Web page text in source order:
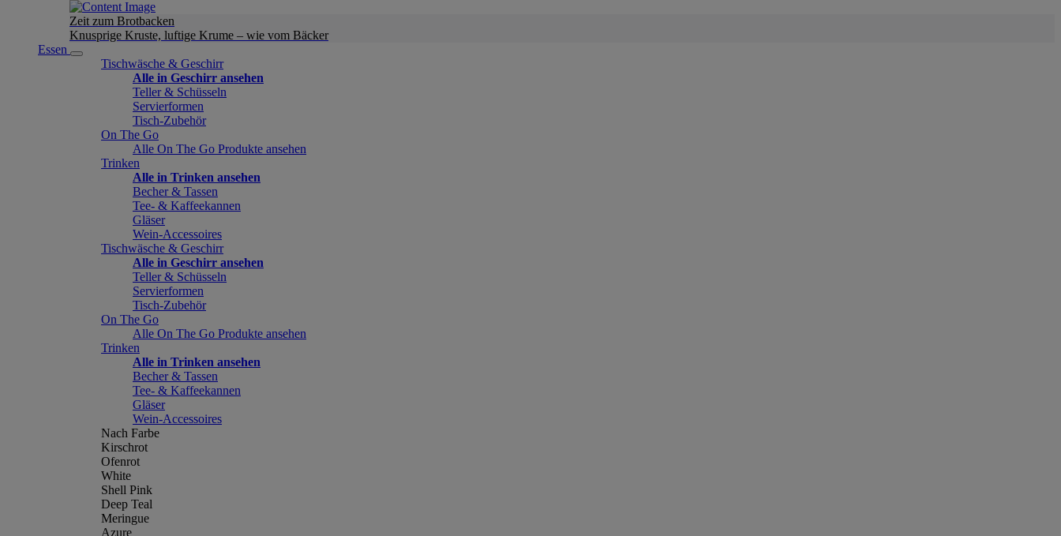
Zeit zum Brotbacken
Knusprige Kruste, luftige Krume – wie vom Bäcker
Essen
Tischwäsche & Geschirr
Alle in Geschirr ansehen
Teller & Schüsseln
Servierformen
Tisch-Zubehör
On The Go
Alle On The Go Produkte ansehen
Trinken
Alle in Trinken ansehen
Becher & Tassen
Tee- & Kaffeekannen
Gläser
Wein-Accessoires
Tischwäsche & Geschirr
Alle in Geschirr ansehen
Teller & Schüsseln
Servierformen
Tisch-Zubehör
On The Go
Alle On The Go Produkte ansehen
Trinken
Alle in Trinken ansehen
Becher & Tassen
Tee- & Kaffeekannen
Gläser
Wein-Accessoires
Nach Farbe
Kirschrot
Ofenrot
White
Shell Pink
Deep Teal
Meringue
Azure